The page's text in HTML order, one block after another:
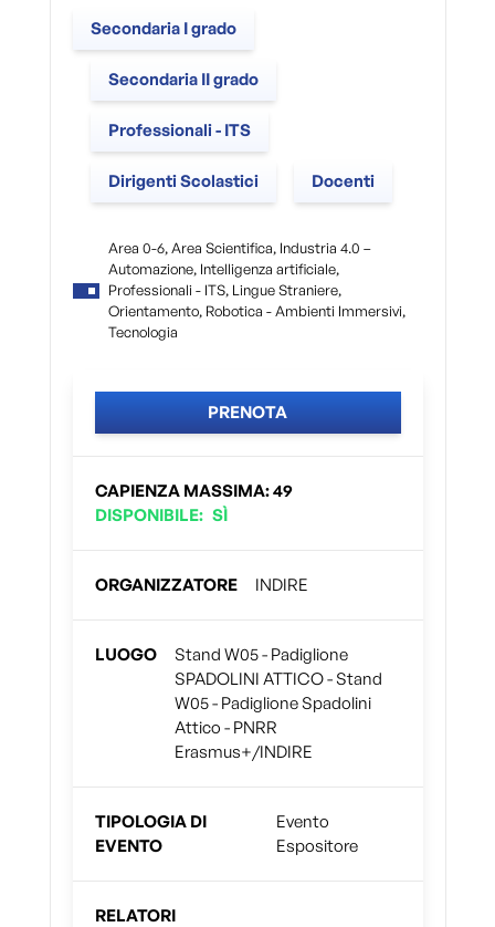
Secondaria I grado
Secondaria II grado
Professionali - ITS
Dirigenti Scolastici Docenti
Area 0-6, Area Scientifica, Industria 4.0 –
Automazione, Intelligenza artificiale,
Professionali - ITS, Lingue Straniere,
Orientamento, Robotica - Ambienti Immersivi,
Tecnologia
PRENOTA
CAPIENZA MASSIMA:49
DISPONIBILE: SÌ
ORGANIZZATORE INDIRE
LUOGO
Stand W05 - Padiglione
SPADOLINI ATTICO - Stand
W05 - Padiglione Spadolini
Attico - PNRR
Erasmus+/INDIRE
TIPOLOGIA DI
EVENTO
Evento
Espositore
RELATORI